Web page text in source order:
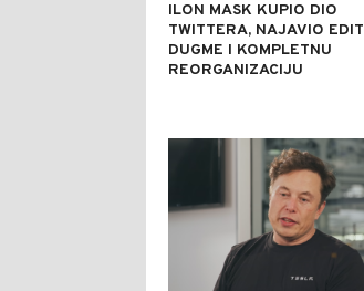
ILON MASK KUPIO DIO
TWITTERA, NAJAVIO EDIT
DUGME I KOMPLETNU
REORGANIZACIJU